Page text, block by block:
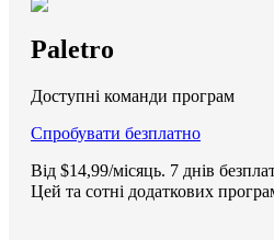
Paletro
Доступні команди програм
Спробувати безплатно
Від $14,99/місяць. 7 днів
Цей та сотні додаткових